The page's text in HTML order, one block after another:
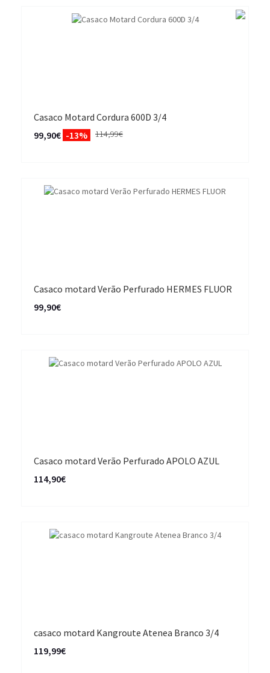
Casaco Motard Cordura 600D 3/4
99,90€ -13% 114,99€
Casaco motard Verão Perfurado HERMES FLUOR
99,90€
Casaco motard Verão Perfurado APOLO AZUL
114,90€
casaco motard Kangroute Atenea Branco 3/4
119,99€